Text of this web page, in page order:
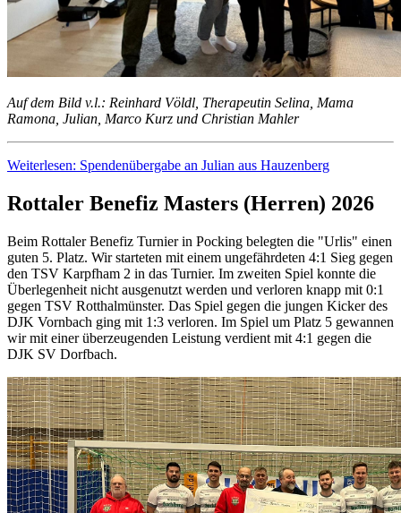
Auf dem Bild v.l.: Reinhard Völdl, Therapeutin Selina, Mama
Ramona, Julian, Marco Kurz und Christian Mahler
Weiterlesen: Spendenübergabe an Julian aus Hauzenberg
Rottaler Benefiz Masters (Herren) 2026
Beim Rottaler Benefiz Turnier in Pocking belegten die "Urlis" einen
guten 5. Platz. Wir starteten mit einem ungefährdeten 4:1 Sieg gegen
den TSV Karpfham 2 in das Turnier. Im zweiten Spiel konnte die
Überlegenheit nicht ausgenutzt werden und verloren knapp mit 0:1
gegen TSV Rotthalmünster. Das Spiel gegen die jungen Kicker des
DJK Vornbach ging mit 1:3 verloren. Im Spiel um Platz 5 gewannen
wir mit einer überzeugenden Leistung verdient mit 4:1 gegen die
DJK SV Dorfbach.